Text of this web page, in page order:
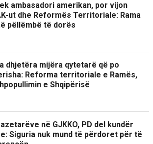
ambasadori amerikan, por vijon
ut dhe Reformës Territoriale: Rama
pëllëmbë të dorës
dhjetëra mijëra qytetarë që po
Reforma territoriale e Ramës,
e Shqipërisë
në GJKKO, PD del kundër
Siguria nuk mund të përdoret për të